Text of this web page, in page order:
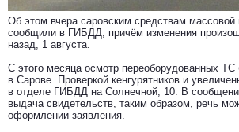
Об этом вчера саровским средствам
сообщили в ГИБДД, причём изменения
назад, 1 августа.
С этого месяца осмотр переоборудованных ТС
в Сарове. Проверкой кенгурятников и
в отделе ГИБДД на Солнечной, 10. В
выдача свидетельств, таким образом, речь
оформлении заявления.